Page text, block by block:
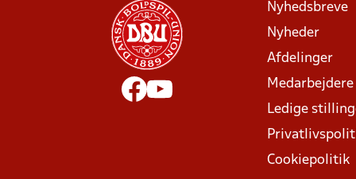
Nyhedsbreve
Nyheder
Afdelinger
Medarbejdere
Ledige
Cookiepolitik